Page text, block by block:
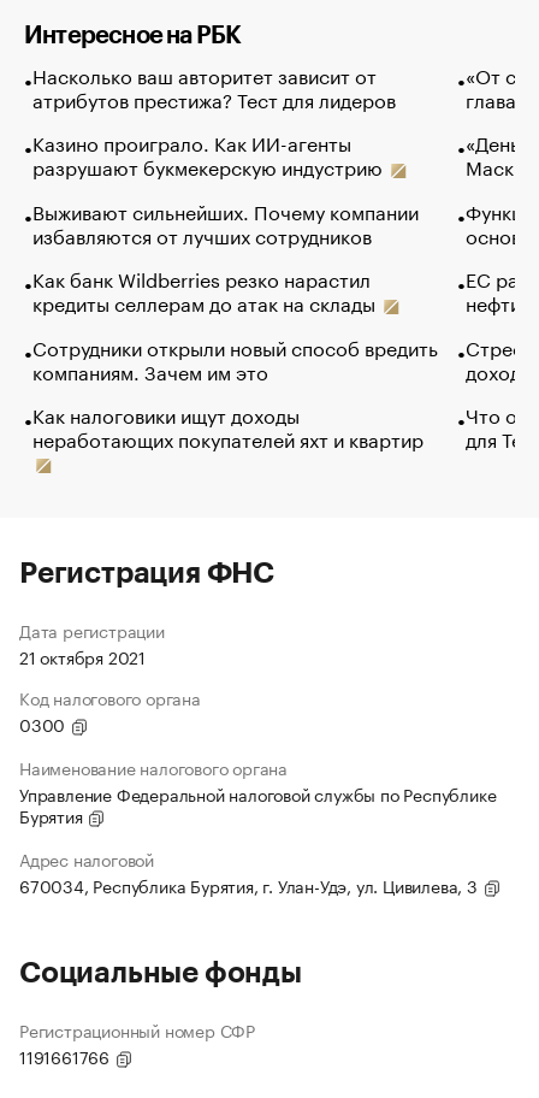
Интересное на РБК
Насколько ваш авторитет зависит от
атрибутов престижа? Тест для лидеров
Казино проиграло. Как ИИ-агенты
разрушают букмекерскую индустрию
Выживают сильнейших. Почему компании
избавляются от лучших сотрудников
Как банк Wildberries резко нарастил
кредиты селлерам до атак на склады
Сотрудники открыли новый способ вредить
компаниям. Зачем им это
Как налоговики ищут доходы
неработающих покупателей яхт и квартир
«От
глава
Маск в
основ
ЕС
нефти
Что
для
Регистрация ФНС
Дата регистрации
21 октября 2021
Код налогового органа
0300
Наименование налогового органа
Управление Федеральной налоговой службы по Республике
Бурятия
Адрес налоговой
670034, Республика Бурятия, г. Улан-Удэ, ул. Цивилева, 3
Социальные фонды
Регистрационный номер СФР
1191661766